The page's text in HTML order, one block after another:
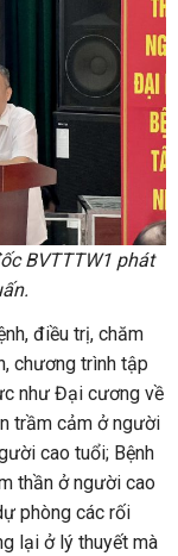
BVTTTW1 phát
điều trị, chăm
chương trình tập
như Đại cương về
trầm cảm ở người
cao tuổi; Bệnh
thần ở người cao
phòng các rối
lại ở lý thuyết mà